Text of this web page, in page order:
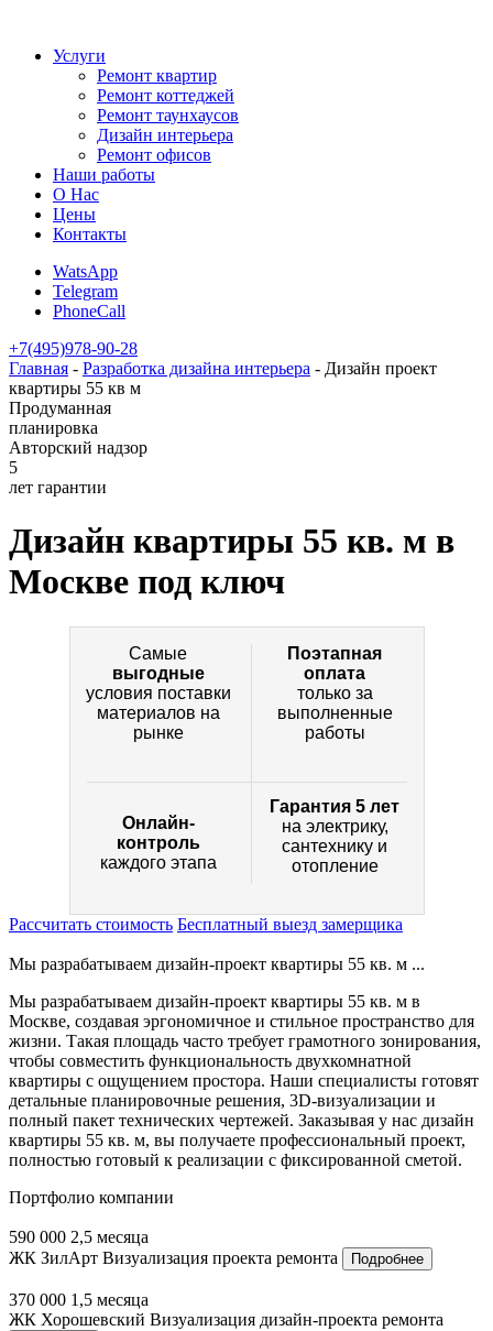
Услуги
Ремонт квартир
Ремонт коттеджей
Ремонт таунхаусов
Дизайн интерьера
Ремонт офисов
Наши работы
О Нас
Цены
Контакты
WatsApp
Telegram
PhoneCall
+7(495)978-90-28
Главная - Разработка дизайна интерьера - Дизайн проект
квартиры 55 кв м
Продуманная
планировка
Авторский надзор
5
лет гарантии
Дизайн квартиры 55 кв. м в
Москве под ключ
Самые
выгодные
условия поставки
материалов на
рынке
Поэтапная
оплата
только за
выполненные
работы
Гарантия 5 лет
на электрику,
сантехнику и
отопление
Онлайн-
контроль
каждого этапа
Рассчитать стоимость Бесплатный выезд замерщика
Мы разрабатываем дизайн-проект квартиры 55 кв. м ...
Мы разрабатываем дизайн-проект квартиры 55 кв. м в
Москве, создавая эргономичное и стильное пространство для
жизни. Такая площадь часто требует грамотного зонирования,
чтобы совместить функциональность двухкомнатной
квартиры с ощущением простора. Наши специалисты готовят
детальные планировочные решения, 3D-визуализации и
полный пакет технических чертежей. Заказывая у нас дизайн
квартиры 55 кв. м, вы получаете профессиональный проект,
полностью готовый к реализации с фиксированной сметой.
Портфолио компании
590 000 2,5 месяца
ЖК ЗилАрт Визуализация проекта ремонта Подробнее
370 000 1,5 месяца
ЖК Хорошевский Визуализация дизайн-проекта ремонта